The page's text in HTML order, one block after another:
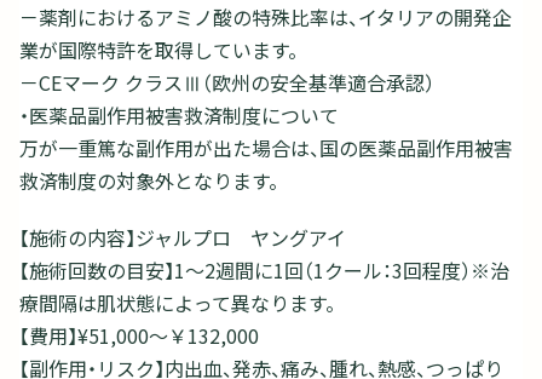
－薬剤におけるアミノ酸の特殊比率は、イタリアの開発企
業が国際特許を取得しています。
－CEマーク クラスⅢ（欧州の安全基準適合承認）
・医薬品副作用被害救済制度について
万が一重篤な副作用が出た場合は、国の医薬品副作用被害
救済制度の対象外となります。
【施術の内容】ジャルプロ ヤングアイ
【施術回数の目安】1～2週間に1回（1クール：3回程度）※治
療間隔は肌状態によって異なります。
【費用】¥51,000〜￥132,000
【副作用・リスク】内出血、発赤、痛み、腫れ、熱感、つっぱり